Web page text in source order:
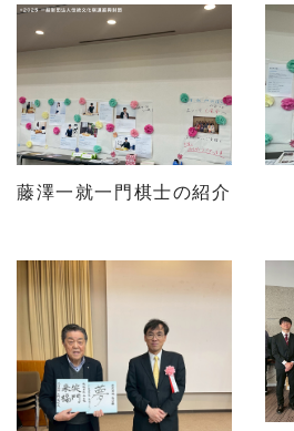
藤澤一就一門棋士の紹介